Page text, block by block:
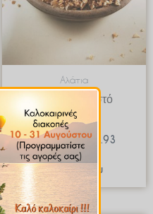
Αλάτια
Αλάτι Καπνιστό
Κύπρου
€9.99 – €74.93
Quick View